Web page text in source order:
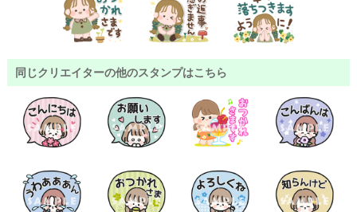
同じクリエイターの他のスタンプはこちら